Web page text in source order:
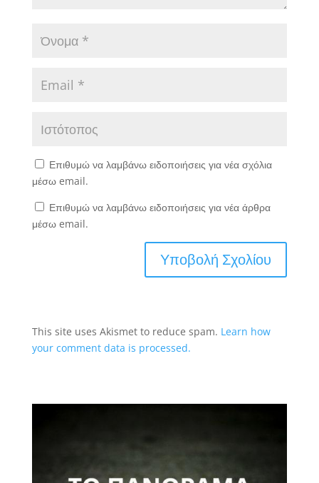
Επιθυμώ να λαμβάνω ειδοποιήσεις για νέα σχόλια
μέσω email.
Επιθυμώ να λαμβάνω ειδοποιήσεις για νέα άρθρα
μέσω email.
This site uses Akismet to reduce spam. Learn how
your comment data is processed.